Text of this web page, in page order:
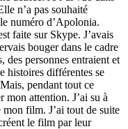
n’a pas souhaité
numéro d’Apolonia.
faite sur Skype. J’avais
bouger dans le cadre
des personnes entraient et
histoires différentes se
pendant tout ce
mon attention. J’ai su à
mon film. J’ai tout de suite
le film par leur